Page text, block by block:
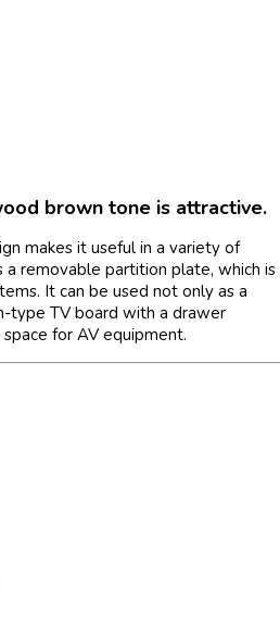
brown tone is attractive.
makes it useful in a variety of
a removable partition plate, which is
It can be used not only as a
type TV board with a drawer
for AV equipment.